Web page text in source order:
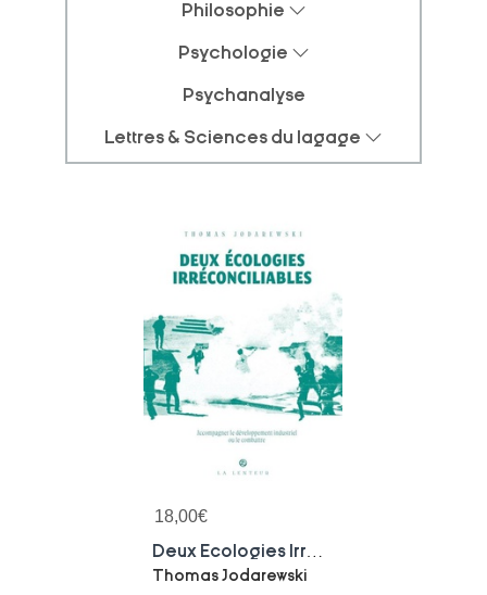
Philosophie
Psychologie
Psychanalyse
Lettres & Sciences du lagage
18,00€
Thomas Jodarewski